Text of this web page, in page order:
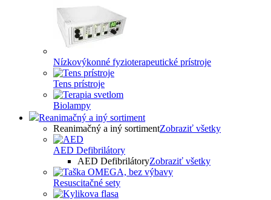
Nízkovýkonné fyzioterapeutické prístroje
Tens prístroje
Biolampy
Reanimačný a iný sortiment
Reanimačný a iný sortimentZobraziť všetky
AED Defibrilátory
AED DefibrilátoryZobraziť všetky
Resuscitačné sety